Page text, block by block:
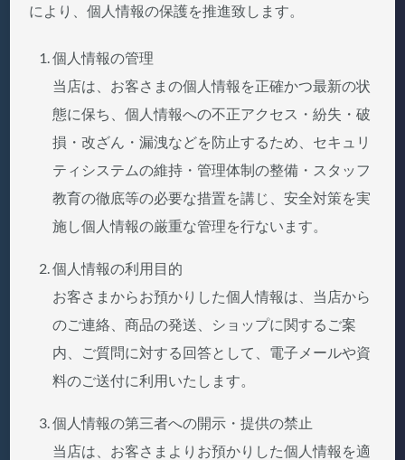
により、個人情報の保護を推進致します。
個人情報の管理
当店は、お客さまの個人情報を正確かつ最新の状
態に保ち、個人情報への不正アクセス・紛失・破
損・改ざん・漏洩などを防止するため、セキュリ
ティシステムの維持・管理体制の整備・スタッフ
教育の徹底等の必要な措置を講じ、安全対策を実
施し個人情報の厳重な管理を行ないます。
個人情報の利用目的
お客さまからお預かりした個人情報は、当店から
のご連絡、商品の発送、ショップに関するご案
内、ご質問に対する回答として、電子メールや資
料のご送付に利用いたします。
個人情報の第三者への開示・提供の禁止
当店は、お客さまよりお預かりした個人情報を適